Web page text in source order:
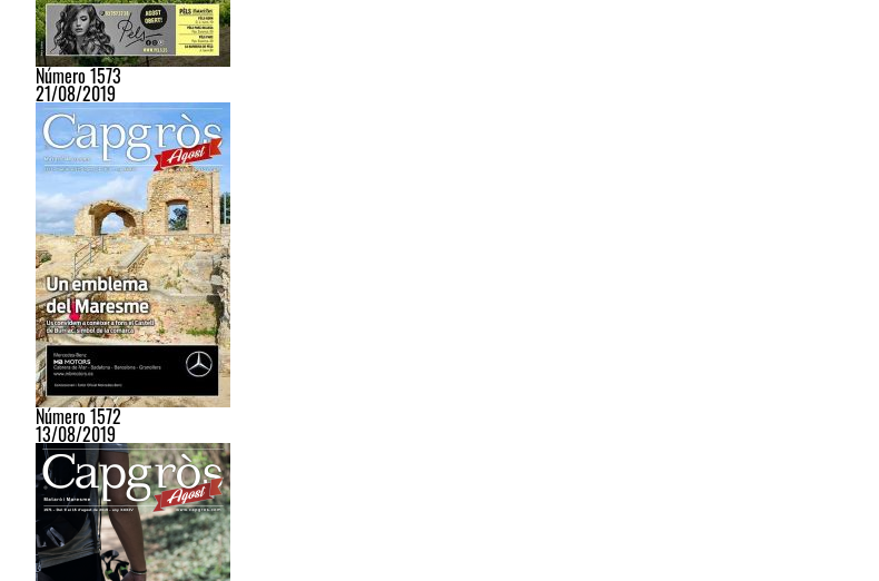
Número 1573
21/08/2019
Número 1572
13/08/2019